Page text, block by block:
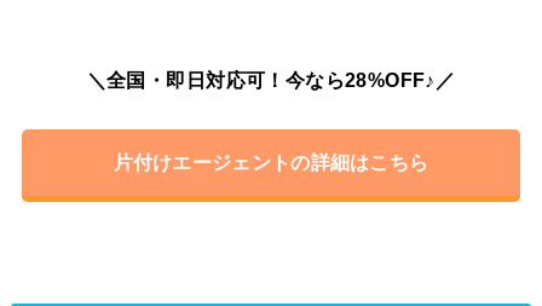
＼全国・即日対応可！今なら28%OFF♪／
片付けエージェントの詳細はこちら